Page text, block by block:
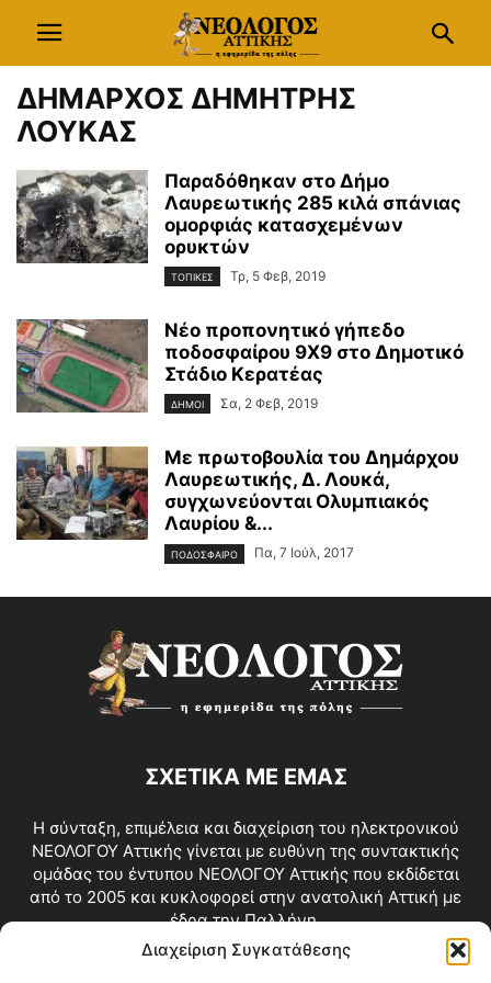
Διαχείριση Συγκατάθεσης
ΔΗΜΑΡΧΟΣ ΔΗΜΗΤΡΗΣ
ΛΟΥΚΑΣ
Παραδόθηκαν στο Δήμο
Λαυρεωτικής 285 κιλά σπάνιας
ομορφιάς κατασχεμένων
ορυκτών
ΤΟΠΙΚΕΣ Τρ, 5 Φεβ, 2019
Νέο προπονητικό γήπεδο
ποδοσφαίρου 9Χ9 στο Δημοτικό
Στάδιο Κερατέας
ΔΗΜΟΙ Σα, 2 Φεβ, 2019
Με πρωτοβουλία του Δημάρχου
Λαυρεωτικής, Δ. Λουκά,
συγχωνεύονται Ολυμπιακός
Λαυρίου &...
ΠΟΔΟΣΦΑΙΡΟ Πα, 7 Ιούλ, 2017
ΣΧΕΤΙΚΑ ΜΕ ΕΜΑΣ
Η σύνταξη, επιμέλεια και διαχείριση του ηλεκτρονικού
ΝΕΟΛΟΓΟΥ Αττικής γίνεται με ευθύνη της συντακτικής
ομάδας του έντυπου ΝΕΟΛΟΓΟΥ Αττικής που εκδίδεται
από το 2005 και κυκλοφορεί στην ανατολική Αττική με
έδρα την Παλλήνη.
Επικοινωνία:info@neologosattikis.gr